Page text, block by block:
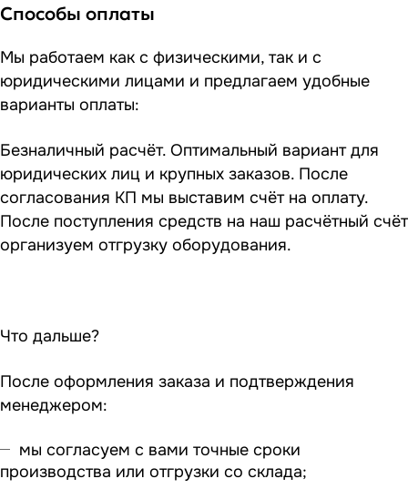
Способы оплаты
Мы работаем как с физическими, так и с
юридическими лицами и предлагаем удобные
варианты оплаты:
Безналичный расчёт. Оптимальный вариант для
юридических лиц и крупных заказов. После
согласования КП мы выставим счёт на оплату.
После поступления средств на наш расчётный счёт
организуем отгрузку оборудования.
Что дальше?
После оформления заказа и подтверждения
менеджером:
мы согласуем с вами точные сроки
производства или отгрузки со склада;